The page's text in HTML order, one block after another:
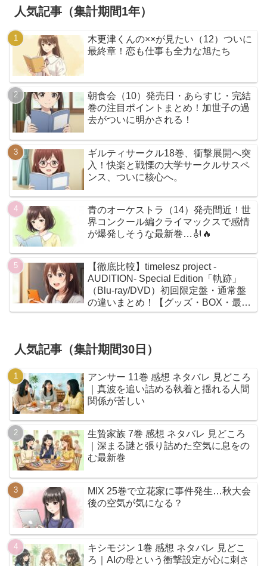
人気記事（集計期間1年）
木更津くんの××が見たい（12）ついに
最終章！恋も仕事も全力な旭たち
朝食会（10）発売日・あらすじ・完結
巻の注目ポイントまとめ！加世子の過
去がついに明かされる！
ギルティサークル18巻、衝撃展開へ突
入！快楽と戦慄の大学サークルサスペ
ンス、ついに核心へ。
青のオーケストラ（14）発売間近！世
界コンクール編クライマックスで感情
が爆発しそうな最新巻…🎻🔥
【徹底比較】timelesz project -
AUDITION- Special Edition「軌跡」
（Blu-ray/DVD）初回限定盤・通常盤
の違いまとめ！【グッズ・BOX・最安
値】
人気記事（集計期間30日）
アンサー 11巻 感想 ネタバレ 見どころ
｜真波を追い詰める執着と揺れる人間
関係が苦しい
生贄家族 7巻 感想 ネタバレ 見どころ
｜深まる謎と張り詰めた空気に息をの
む最新巻
MIX 25巻で立花家に事件発生…秋大会
後の空気が気になる？
キシモジン 1巻 感想 ネタバレ 見どこ
ろ｜AIの母という衝撃設定が心に刺さ